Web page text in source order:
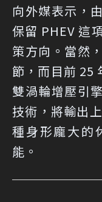
向外媒表示，
保留 PHEV 這
策方向。當然
節，而目前 25
雙渦輪增壓引
技術，將輸出
種身形龐大的
能。